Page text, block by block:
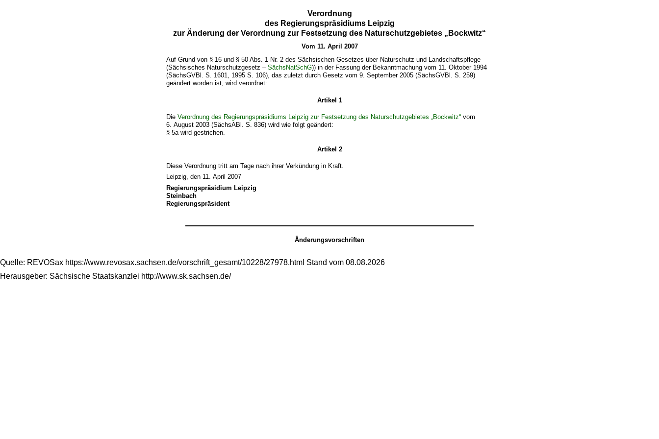
Verordnung
des Regierungspräsidiums Leipzig
zur Änderung der Verordnung zur Festsetzung des Naturschutzgebietes „Bockwitz“
Vom 11. April 2007
Auf Grund von § 16 und § 50 Abs. 1 Nr. 2 des Sächsischen Gesetzes über Naturschutz und Landschaftspflege
(Sächsisches Naturschutzgesetz –SächsNatSchG)) in der Fassung der Bekanntmachung vom 11. Oktober 1994
(SächsGVBl. S. 1601, 1995 S. 106), das zuletzt durch Gesetz vom 9. September 2005 (SächsGVBl. S. 259)
geändert worden ist, wird verordnet:
Artikel 1
DieVerordnung des Regierungspräsidiums Leipzig zur Festsetzung des Naturschutzgebietes „Bockwitz“ vom
6. August 2003 (SächsABl. S. 836) wird wie folgt geändert:
§ 5a wird gestrichen.
Artikel 2
Diese Verordnung tritt am Tage nach ihrer Verkündung in Kraft.
Leipzig, den 11. April 2007
Regierungspräsidium Leipzig
Steinbach
Regierungspräsident
Änderungsvorschriften
Quelle: REVOSax https://www.revosax.sachsen.de/vorschrift_gesamt/10228/27978.html Stand vom 08.08.2026
Herausgeber: Sächsische Staatskanzlei http://www.sk.sachsen.de/